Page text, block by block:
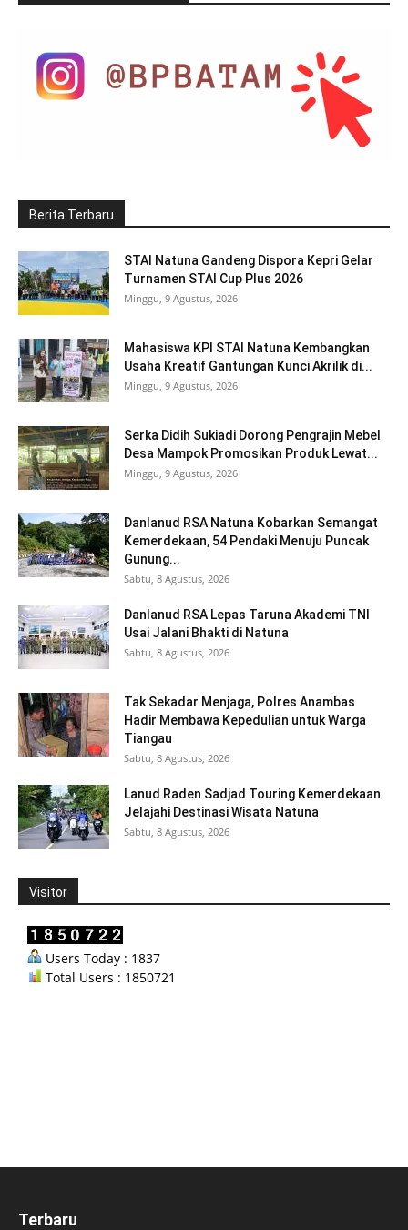
Berita Terbaru
STAI Natuna Gandeng Dispora Kepri Gelar
Turnamen STAI Cup Plus 2026
Minggu, 9 Agustus, 2026
Mahasiswa KPI STAI Natuna Kembangkan
Usaha Kreatif Gantungan Kunci Akrilik di...
Minggu, 9 Agustus, 2026
Serka Didih Sukiadi Dorong Pengrajin Mebel
Desa Mampok Promosikan Produk Lewat...
Minggu, 9 Agustus, 2026
Danlanud RSA Natuna Kobarkan Semangat
Kemerdekaan, 54 Pendaki Menuju Puncak
Gunung...
Sabtu, 8 Agustus, 2026
Danlanud RSA Lepas Taruna Akademi TNI
Usai Jalani Bhakti di Natuna
Sabtu, 8 Agustus, 2026
Tak Sekadar Menjaga, Polres Anambas
Hadir Membawa Kepedulian untuk Warga
Tiangau
Sabtu, 8 Agustus, 2026
Lanud Raden Sadjad Touring Kemerdekaan
Jelajahi Destinasi Wisata Natuna
Sabtu, 8 Agustus, 2026
Visitor
Users Today : 1837
Total Users : 1850721
Terbaru